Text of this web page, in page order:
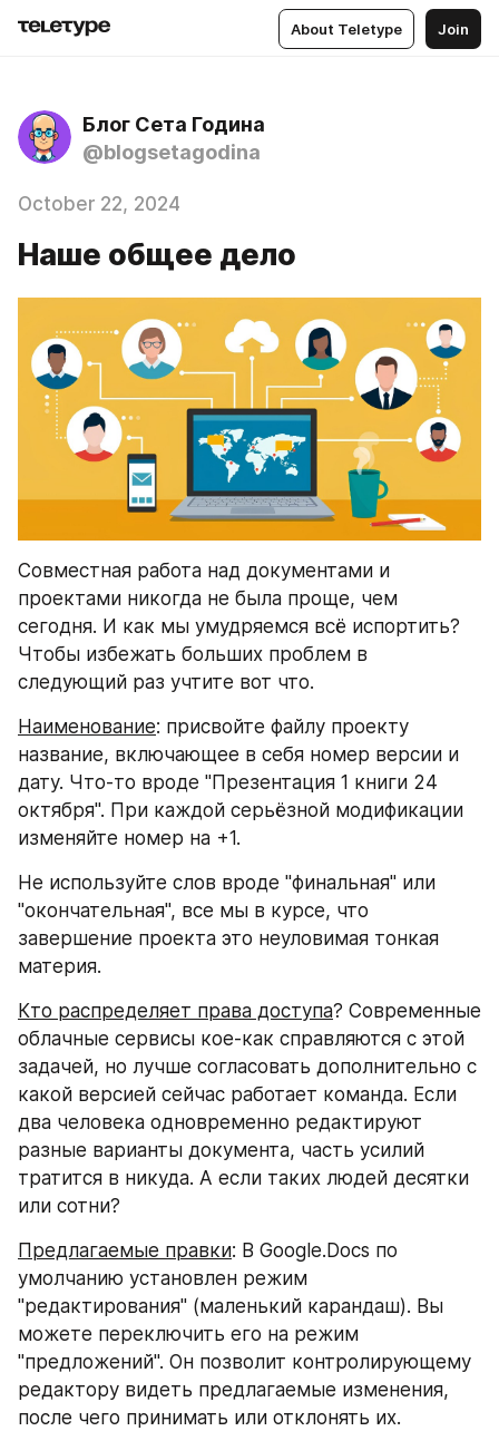
About Teletype Join
Блог Сета Година
@blogsetagodina
October 22, 2024
Наше общее дело
Совместная работа над документами и
проектами никогда не была проще, чем
сегодня. И как мы умудряемся всё испортить?
Чтобы избежать больших проблем в
следующий раз учтите вот что.
Наименование: присвойте файлу проекту
название, включающее в себя номер версии и
дату. Что-то вроде "Презентация 1 книги 24
октября". При каждой серьёзной модификации
изменяйте номер на +1.
Не используйте слов вроде "финальная" или
"окончательная", все мы в курсе, что
завершение проекта это неуловимая тонкая
материя.
Кто распределяет права доступа? Современные
облачные сервисы кое-как справляются с этой
задачей, но лучше согласовать дополнительно с
какой версией сейчас работает команда. Если
два человека одновременно редактируют
разные варианты документа, часть усилий
тратится в никуда. А если таких людей десятки
или сотни?
Предлагаемые правки: В Google.Docs по
умолчанию установлен режим
"редактирования" (маленький карандаш). Вы
можете переключить его на режим
"предложений". Он позволит контролирующему
редактору видеть предлагаемые изменения,
после чего принимать или отклонять их.